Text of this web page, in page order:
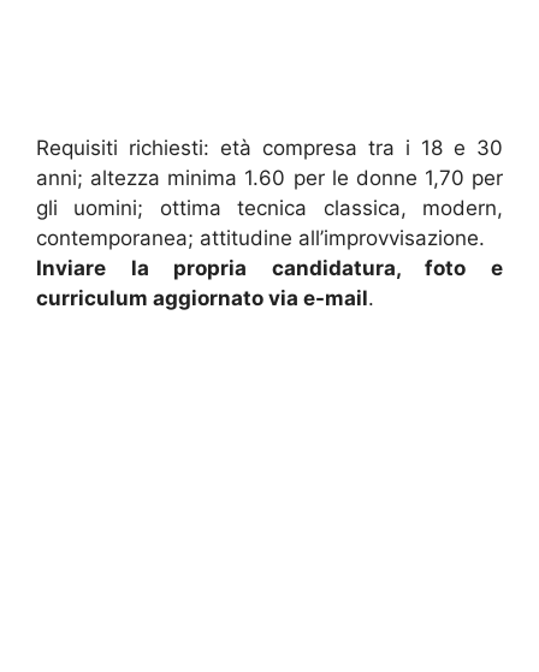
Requisiti richiesti: età compresa tra i 18 e 30
anni; altezza minima 1.60 per le donne 1,70 per
gli uomini; ottima tecnica classica, modern,
contemporanea; attitudine all’improvvisazione.
Inviare la propria candidatura, foto e
curriculum aggiornato via e-mail.